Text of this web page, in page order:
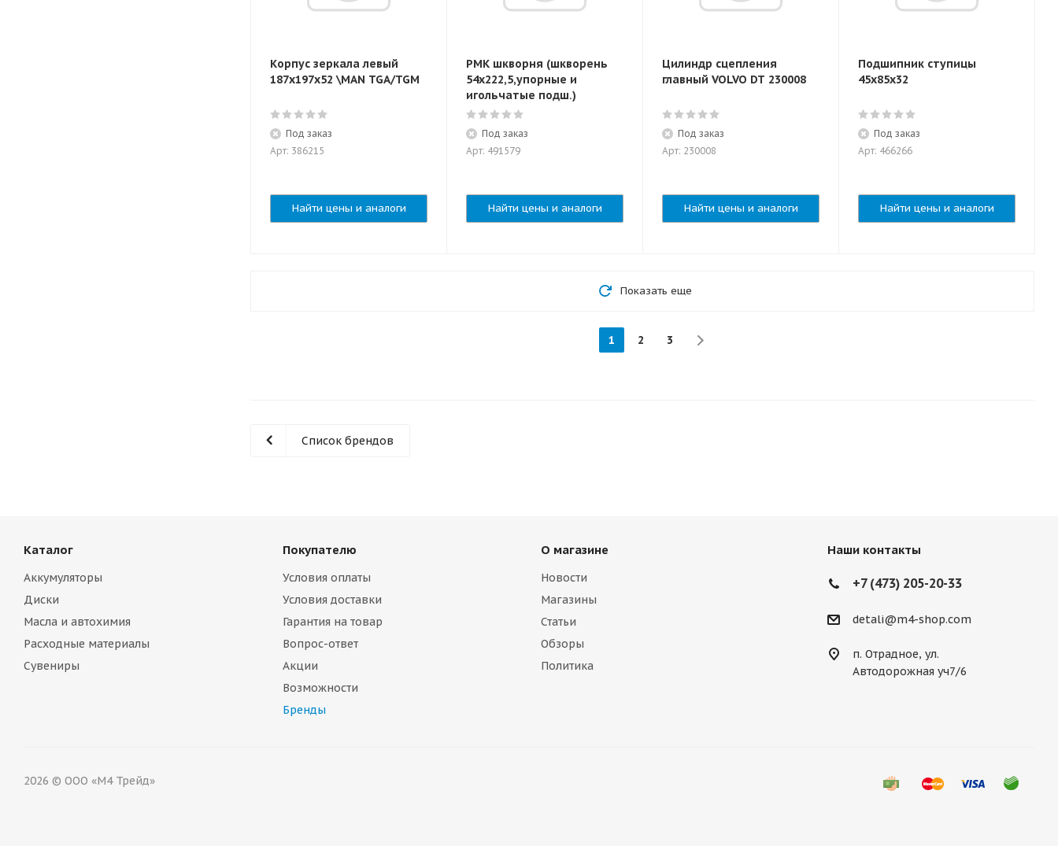
Корпус зеркала левый
187x197x52 \MAN TGA/TGM
Под заказ
Арт: 386215
Найти цены и аналоги
РМК шкворня (шкворень
54x222,5,упорные и
игольчатые подш.)
Под заказ
Арт: 491579
Найти цены и аналоги
Цилиндр сцепления
главный VOLVO DT 230008
Под заказ
Арт: 230008
Найти цены и аналоги
Подшипник ступицы
45x85x32
Под заказ
Арт: 466266
Найти цены и аналоги
Показать еще
1 2 3
Список брендов
Каталог
Аккумуляторы
Диски
Масла и автохимия
Расходные материалы
Сувениры
Покупателю
Условия оплаты
Условия доставки
Гарантия на товар
Вопрос-ответ
Акции
Возможности
Бренды
О магазине
Новости
Магазины
Статьи
Обзоры
Политика
Наши контакты
+7 (473) 205-20-33
detali@m4-shop.com
п. Отрадное, ул.
Автодорожная уч7/6
2026 © ООО «М4 Трейд»